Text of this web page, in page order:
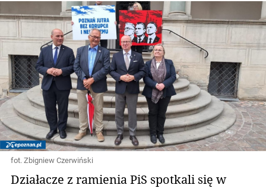
fot. Zbigniew Czerwiński
Działacze z ramienia PiS spotkali się w